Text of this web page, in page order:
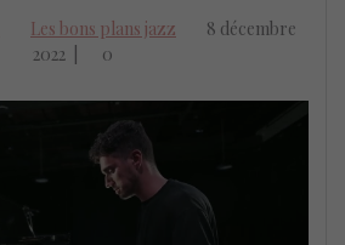
Les bons plans jazz
8 décembre
2022
0